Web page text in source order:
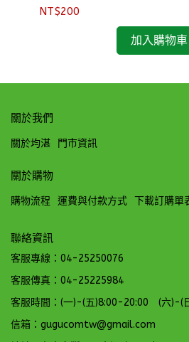
NT$200
加入購物車
關於我們
關於均湛 門市資訊
關於購物
購物流程 運費與付款方式 下載訂購單
聯絡資訊
客服專線：04-25250076
客服傳真：04-25225984
客服時間：(一)-(五)8:00-20:00 (六)-(
信箱：gugucomtw@gmail.com